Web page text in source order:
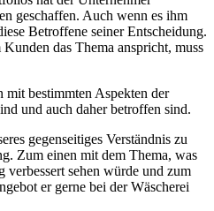
geschaffen. Auch wenn es ihm
Betroffene seiner Entscheidung.
das Thema anspricht, muss
mit bestimmten Aspekten der
und auch daher betroffen sind.
gegenseitiges Verständnis zu
Zum einen mit dem Thema, was
sehen würde und zum
er gerne bei der Wäscherei